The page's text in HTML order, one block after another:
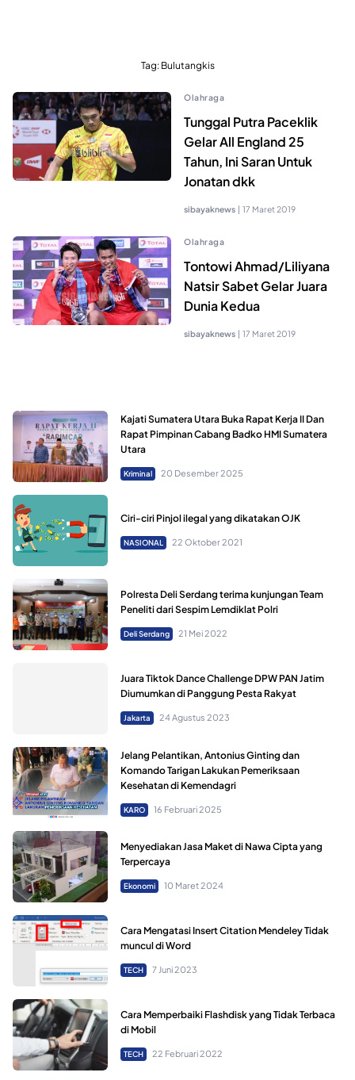
Tag: Bulutangkis
Olahraga
Tunggal Putra Paceklik
Gelar All England 25
Tahun, Ini Saran Untuk
Jonatan dkk
sibayaknews | 17 Maret 2019
Olahraga
Tontowi Ahmad/Liliyana
Natsir Sabet Gelar Juara
Dunia Kedua
sibayaknews | 17 Maret 2019
Kajati Sumatera Utara Buka Rapat Kerja II Dan
Rapat Pimpinan Cabang Badko HMI Sumatera
Utara
Kriminal 20 Desember 2025
Ciri-ciri Pinjol ilegal yang dikatakan OJK
NASIONAL 22 Oktober 2021
Polresta Deli Serdang terima kunjungan Team
Peneliti dari Sespim Lemdiklat Polri
Deli Serdang 21 Mei 2022
Juara Tiktok Dance Challenge DPW PAN Jatim
Diumumkan di Panggung Pesta Rakyat
Jakarta 24 Agustus 2023
Jelang Pelantikan, Antonius Ginting dan
Komando Tarigan Lakukan Pemeriksaan
Kesehatan di Kemendagri
KARO 16 Februari 2025
Menyediakan Jasa Maket di Nawa Cipta yang
Terpercaya
Ekonomi 10 Maret 2024
Cara Mengatasi Insert Citation Mendeley Tidak
muncul di Word
TECH 7 Juni 2023
Cara Memperbaiki Flashdisk yang Tidak Terbaca
di Mobil
TECH 22 Februari 2022